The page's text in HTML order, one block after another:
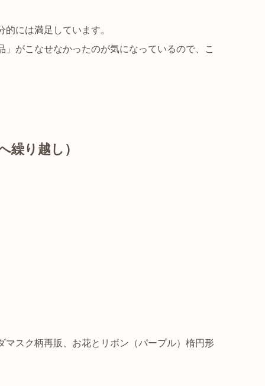
には満足しています。
がこなせなかったのが気になっているので、こ
繰り越し）
マスク柄再販、お花とリボン（パープル）楕円形